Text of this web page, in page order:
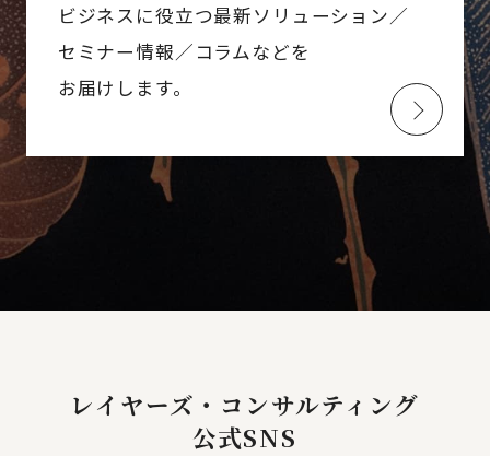
ビジネスに役立つ最新ソリューション／
セミナー情報／コラムなどを
お届けします。
レイヤーズ・コンサルティング
公式SNS